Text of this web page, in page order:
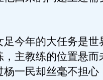
今年的大任务是世
，主教练的位置悬而
一民却丝毫不担心